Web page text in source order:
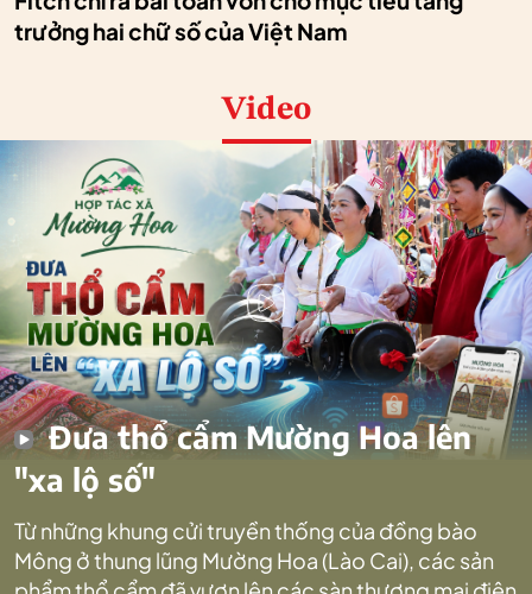
trưởng hai chữ số của Việt Nam
Video
Đưa thổ cẩm Mường Hoa lên
"xa lộ số"
Từ những khung cửi truyền thống của đồng bào
Mông ở thung lũng Mường Hoa (Lào Cai), các sản